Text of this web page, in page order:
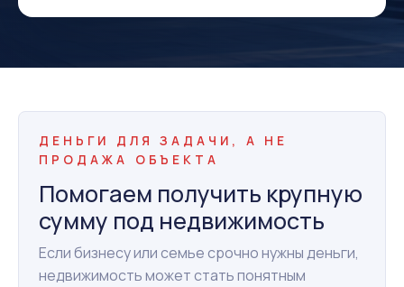
ДЕНЬГИ ДЛЯ ЗАДАЧИ, А НЕ
ПРОДАЖА ОБЪЕКТА
Помогаем получить крупную
сумму под недвижимость
Если бизнесу или семье срочно нужны деньги,
недвижимость может стать понятным